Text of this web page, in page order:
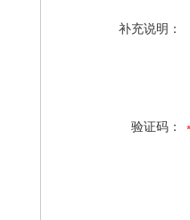
补充说明：
验证码：